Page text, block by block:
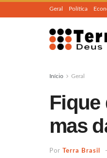
Geral Política
Início Geral
Fique
mas
Por Terra Brasil